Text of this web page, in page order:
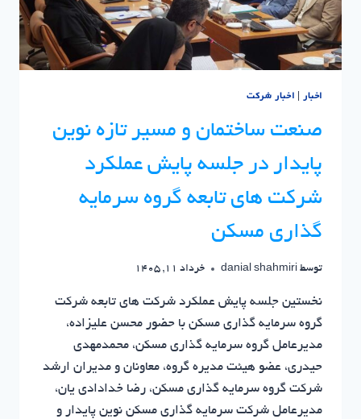
اخبار اخبار شرکت
صنعت ساختمان و مسیر تازه نوین
پایدار در جلسه پایش عملکرد
شرکت های تابعه گروه سرمایه
گذاری مسکن
توسط danial shahmiri خرداد 11, 1405
نخستین جلسه پایش عملکرد شرکت های تابعه شرکت
گروه سرمایه گذاری مسکن با حضور محسن علیزاده،
مدیرعامل گروه سرمایه گذاری مسکن، محمدمهدی
حیدری، عضو هیئت مدیره گروه، معاونان و مدیران ارشد
شرکت گروه سرمایه گذاری مسکن، رضا خدادادی یان،
مدیرعامل شرکت سرمایه گذاری مسکن نوین پایدار و